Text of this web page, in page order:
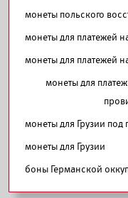
монеты польского
монеты для платежей
монеты для платежей
монеты для
монеты для Грузии под
монеты для Грузии
боны Германской